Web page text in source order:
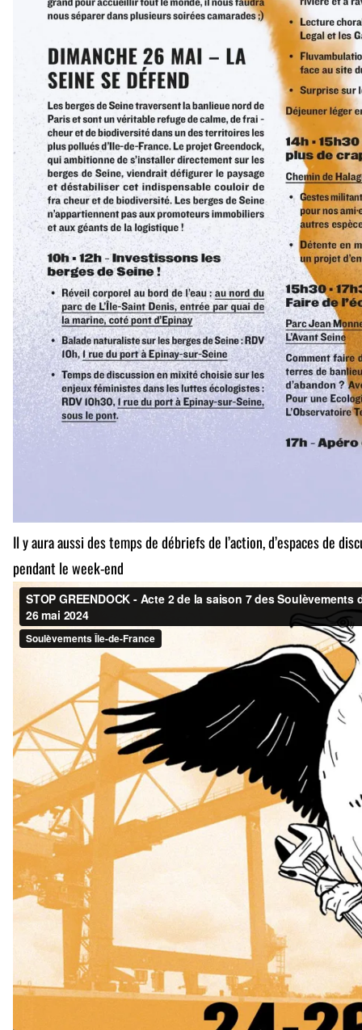
Il y aura aussi des temps de débriefs de l’action, d’espaces de
pendant le week-end